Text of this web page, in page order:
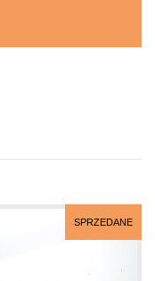
SPRZEDANE